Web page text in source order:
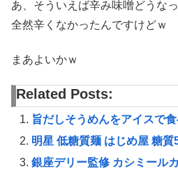
あ、そういえば辛み味噌どうな
全然辛くなかったんですけどｗ
まあよいかｗ
Related Posts:
旨だしそうめんをアイスで
明星 低糖質麺 はじめ屋 糖
銀座デリー監修 カシミール